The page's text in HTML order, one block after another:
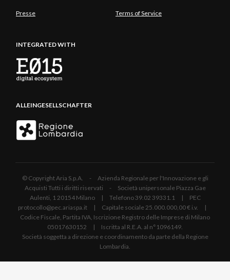
Presse Terms of Service
INTEGRATED WITH
ALLEINGESELLSCHAFTER
© Copyright Aria S.p.A. - Azienda Regionale per l'Innovazione e gli
Acquisti Tutti i diritti riservati - Società unipersonale Piazza Gae
Aulenti, 1 20154 Milano | Telefono 39.02 39331.1 | PEC
protocollo@pec.ariaspa.it | Capitale sociale 25.000.000,00 € i.v. |
Codice Fiscale, Partita IVA, Iscrizione Registro delle Imprese di Milano
05017630152 | Iscritta al R.E.A. al n°1096149.
Società soggetta a direzione e coordinamento da parte della Regione
Lombardia.